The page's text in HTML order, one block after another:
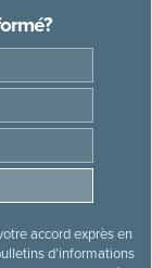
accord exprès en
d’informations